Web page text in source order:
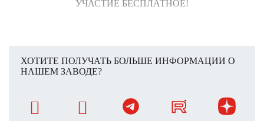
УЧАСТИЕ БЕСПЛАТНОЕ!
ХОТИТЕ ПОЛУЧАТЬ БОЛЬШЕ ИНФОРМАЦИИ О
НАШЕМ ЗАВОДЕ?